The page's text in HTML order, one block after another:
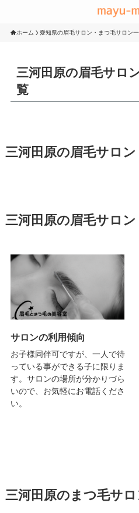
ホーム 愛知県の眉毛サロン・まつ毛サロン
三河田原の眉毛サロ
覧
三河田原の眉毛サロ
三河田原の眉毛サロン
サロンの利用傾向
お子様同伴可ですが、一人で待
っている事ができる子に限りま
す。サロンの場所が分かりづら
いので、お気軽にお電話くださ
い。
三河田原のまつ毛サ